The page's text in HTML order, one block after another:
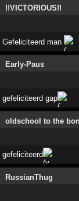
!!VICTORIOUS!!
Gefeliciteerd man
Early-Paus
gefeliciteerd gap
oldschool to the
gefeliciteerd
RussianThug